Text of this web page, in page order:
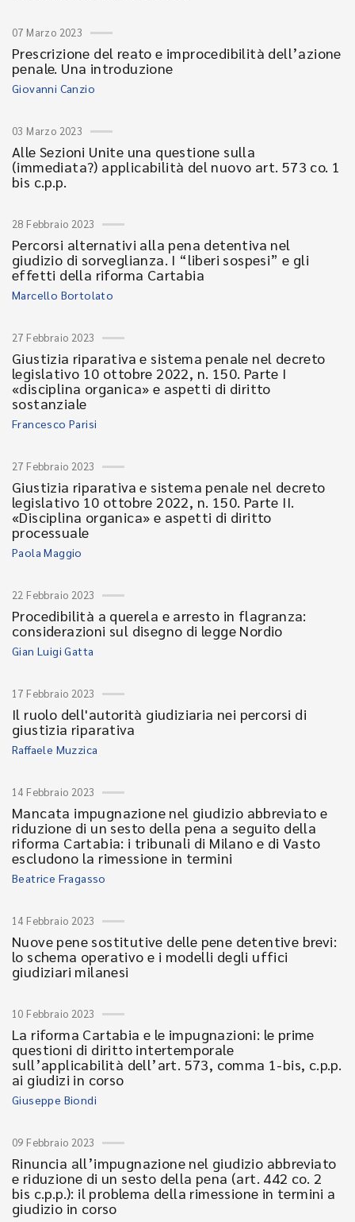
07 Marzo 2023
Prescrizione del reato e improcedibilità dell’azione
penale. Una introduzione
Giovanni Canzio
03 Marzo 2023
Alle Sezioni Unite una questione sulla
(immediata?) applicabilità del nuovo art. 573 co. 1
bis c.p.p.
28 Febbraio 2023
Percorsi alternativi alla pena detentiva nel
giudizio di sorveglianza. I “liberi sospesi” e gli
effetti della riforma Cartabia
Marcello Bortolato
27 Febbraio 2023
Giustizia riparativa e sistema penale nel decreto
legislativo 10 ottobre 2022, n. 150. Parte I
«disciplina organica» e aspetti di diritto
sostanziale
Francesco Parisi
27 Febbraio 2023
Giustizia riparativa e sistema penale nel decreto
legislativo 10 ottobre 2022, n. 150. Parte II.
«Disciplina organica» e aspetti di diritto
processuale
Paola Maggio
22 Febbraio 2023
Procedibilità a querela e arresto in flagranza:
considerazioni sul disegno di legge Nordio
Gian Luigi Gatta
17 Febbraio 2023
Il ruolo dell'autorità giudiziaria nei percorsi di
giustizia riparativa
Raffaele Muzzica
14 Febbraio 2023
Mancata impugnazione nel giudizio abbreviato e
riduzione di un sesto della pena a seguito della
riforma Cartabia: i tribunali di Milano e di Vasto
escludono la rimessione in termini
Beatrice Fragasso
14 Febbraio 2023
Nuove pene sostitutive delle pene detentive brevi:
lo schema operativo e i modelli degli uffici
giudiziari milanesi
10 Febbraio 2023
La riforma Cartabia e le impugnazioni: le prime
questioni di diritto intertemporale
sull’applicabilità dell’art. 573, comma 1-bis, c.p.p.
ai giudizi in corso
Giuseppe Biondi
09 Febbraio 2023
Rinuncia all’impugnazione nel giudizio abbreviato
e riduzione di un sesto della pena (art. 442 co. 2
bis c.p.p.): il problema della rimessione in termini a
giudizio in corso